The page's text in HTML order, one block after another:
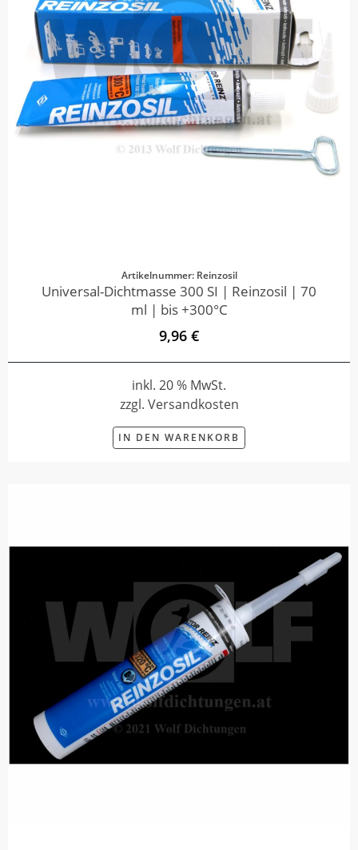
Artikelnummer: Reinzosil
Universal-Dichtmasse 300 SI | Reinzosil | 70
ml | bis +300°C
9,96 €
inkl. 20 % MwSt.
zzgl. Versandkosten
IN DEN WARENKORB